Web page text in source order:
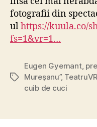
fotografii din
ulhttps://kuula.co/
fs=1&vr=1…
Tags
Eugen Gyemant,
Mureșanu”,
cuib de cuci